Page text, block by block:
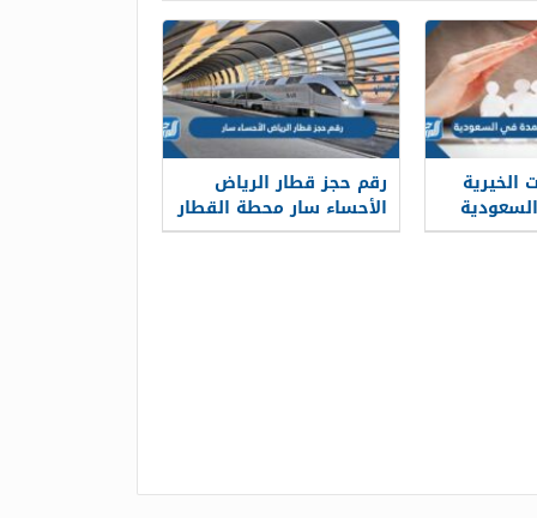
الخيرية رقم حجز قطار الرياض
الأحساء سار محطة القطار
الموحد 1448